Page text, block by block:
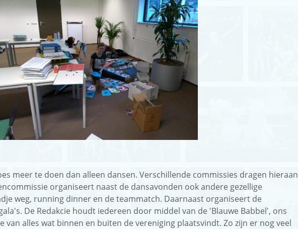
meer te doen dan alleen dansen. Verschillende commissies dragen hieraan
organiseert naast de dansavonden ook andere gezellige
weg, running dinner en de teammatch. Daarnaast organiseert de
De Redakcie houdt iedereen door middel van de 'Blauwe Babbel', ons
van alles wat binnen en buiten de vereniging plaatsvindt. Zo zijn er nog veel